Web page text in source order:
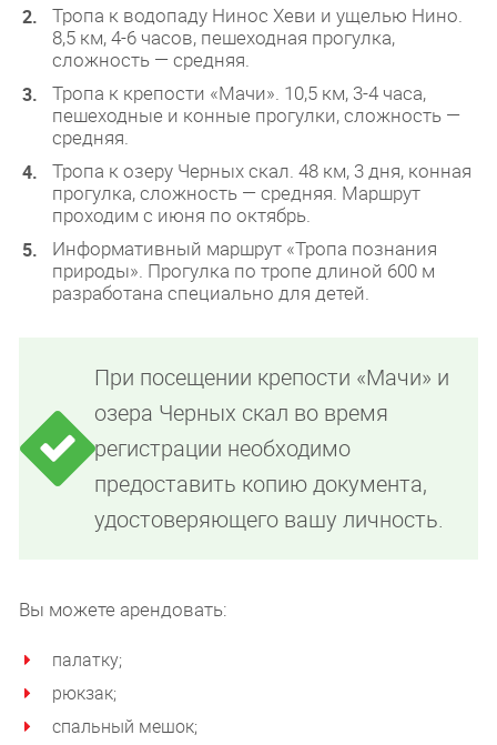
Тропа к водопаду Нинос Хеви и ущелью Нино.
8,5 км, 4-6 часов, пешеходная прогулка,
сложность — средняя.
Тропа к крепости «Мачи». 10,5 км, 3-4 часа,
пешеходные и конные прогулки, сложность —
средняя.
Тропа к озеру Черных скал. 48 км, 3 дня, конная
прогулка, сложность — средняя. Маршрут
проходим с июня по октябрь.
Информативный маршрут «Тропа познания
природы». Прогулка по тропе длиной 600 м
разработана специально для детей.
При посещении крепости «Мачи» и
озера Черных скал во время
регистрации необходимо
предоставить копию документа,
удостоверяющего вашу личность.
Вы можете арендовать:
палатку;
рюкзак;
спальный мешок;